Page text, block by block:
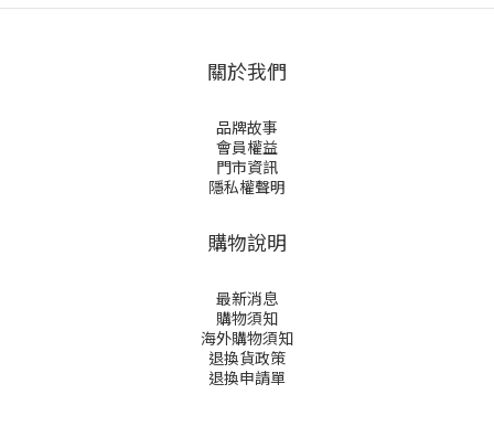
關於我們
品牌故事
會員權益
門市資訊
隱私權聲明
購物說明
最新消息
購物須知
海外購物須知
退換貨政策
退換申請單